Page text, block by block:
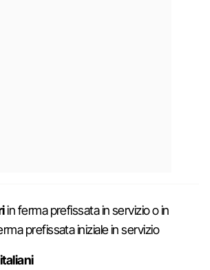
in ferma prefissata in servizio o in
prefissata iniziale in servizio